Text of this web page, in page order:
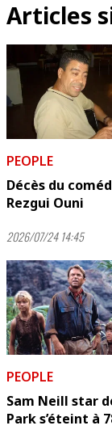
Articles
PEOPLE
Décès du
Rezgui Ouni
2026/07/24 14:45
PEOPLE
Sam Neill star
Park s’éteint à